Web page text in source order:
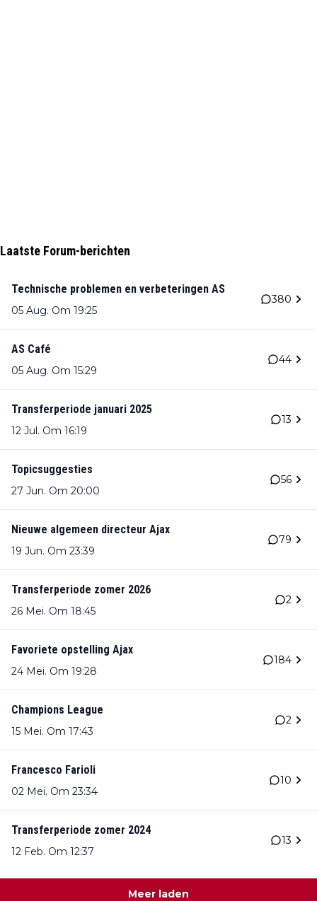
Laatste Forum-berichten
Technische problemen en verbeteringen AS
05 Aug. Om 19:25
380
AS Café
05 Aug. Om 15:29
44
Transferperiode januari 2025
12 Jul. Om 16:19
13
Topicsuggesties
27 Jun. Om 20:00
56
Nieuwe algemeen directeur Ajax
19 Jun. Om 23:39
79
Transferperiode zomer 2026
26 Mei. Om 18:45
2
Favoriete opstelling Ajax
24 Mei. Om 19:28
184
Champions League
15 Mei. Om 17:43
2
Francesco Farioli
02 Mei. Om 23:34
10
Transferperiode zomer 2024
12 Feb. Om 12:37
13
Meer laden